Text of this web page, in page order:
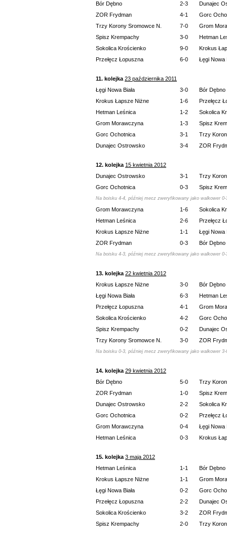
Bór Dębno
2-3
Dunajec
ZOR Frydman
4-1
Gorc
Trzy Korony Sromowce N.
7-0
Grom
Spisz Krempachy
3-0
Hetman
Sokolica Krościenko
9-0
Krokus
Przełęcz Łopuszna
6-0 Łęgi Nowa
11. kolejka 23 października 2011
Łęgi Nowa Biała
3-0
Bór Dębno
Krokus Łapsze Niżne
1-6
Przełęcz
Hetman Leśnica
1-2
Sokolica
Grom Morawczyna
1-3
Spisz
Gorc Ochotnica
3-1
Trzy
Dunajec Ostrowsko
3-4 ZOR
12. kolejka 15 kwietnia 2012
Dunajec Ostrowsko
3-1
Trzy
Gorc Ochotnica
0-3 Spisz
Na boisku 4-4, później mecz zweryfikowany jako walkower
Grom Morawczyna 1-6
Sokolica
Hetman Leśnica
2-6
Przełęcz
Krokus Łapsze Niżne
1-1
Łęgi Nowa
ZOR Frydman
0-3 Bór Dębno
Na boisku 4-3, później mecz zweryfikowany jako walkower
13. kolejka 22 kwietnia 2012
Krokus Łapsze Niżne
3-0
Bór Dębno
Łęgi Nowa Biała
6-3
Hetman
Przełęcz Łopuszna
4-1
Grom
Sokolica Krościenko
4-2
Gorc
Spisz Krempachy
0-2
Dunajec
Trzy Korony Sromowce N.
3-0 ZOR
Na boisku 0-3, później mecz zweryfikowany jako walkower
14. kolejka 29 kwietnia 2012
Bór Dębno
5-0
Trzy
ZOR Frydman
1-0
Spisz
Dunajec Ostrowsko
2-2
Sokolica
Gorc Ochotnica
0-2
Przełęcz
Grom Morawczyna
0-4
Łęgi Nowa
Hetman Leśnica
0-3 Krokus
15. kolejka 3 maja 2012
Hetman Leśnica
1-1
Bór Dębno
Krokus Łapsze Niżne
1-1
Grom
Łęgi Nowa Biała
0-2
Gorc
Przełęcz Łopuszna
2-2
Dunajec
Sokolica Krościenko
3-2
ZOR
Spisz Krempachy
2-0 Trzy